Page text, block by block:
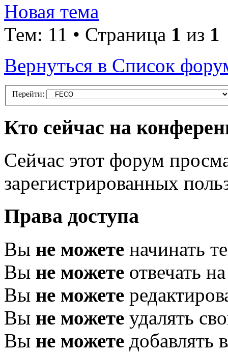
Новая тема
Тем: 11 • Страница 1 из 1
Вернуться в Список
Перейти:
Кто сейчас на
Сейчас этот форум
зарегистрированных
Права доступа
Вы не можете начинать
Вы не можете отвечать
Вы не можете
Вы не можете удалять
Вы не можете добавлять